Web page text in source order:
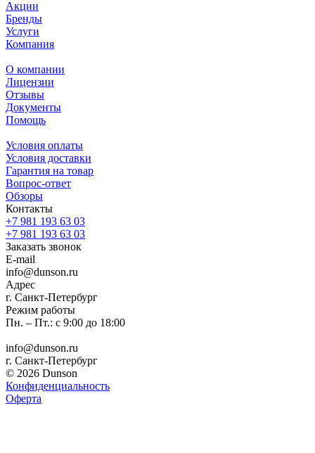
Акции
Бренды
Услуги
Компания
О компании
Лицензии
Отзывы
Документы
Помощь
Условия оплаты
Условия доставки
Гарантия на товар
Вопрос-ответ
Обзоры
Контакты
+7 981 193 63 03
+7 981 193 63 03
Заказать звонок
E-mail
info@dunson.ru
Адрес
г. Санкт-Петербург
Режим работы
Пн. – Пт.: с 9:00 до 18:00
info@dunson.ru
г. Санкт-Петербург
© 2026 Dunson
Конфиденциальность
Оферта